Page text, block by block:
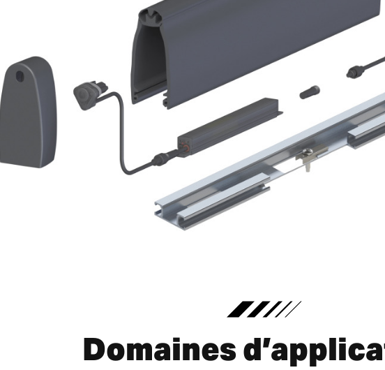
Embout de contact avec
connecteur
Profilé de support
Domaines